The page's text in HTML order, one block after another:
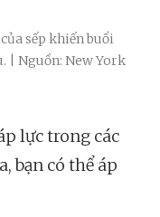
sếp khiến buổi
| Nguồn: New York
lực trong các
bạn có thể áp